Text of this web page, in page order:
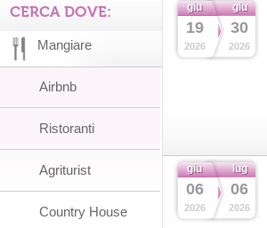
giu
19
2026
giu
30
2026
giu
06
2026
lug
06
2026
CERCA DOVE:
Mangiare
Airbnb
Ristoranti
Agriturist
Country House